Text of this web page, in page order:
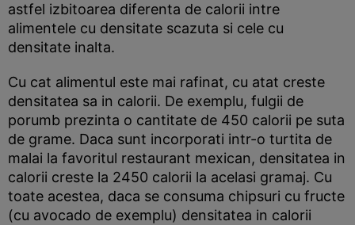
astfel izbitoarea diferenta de calorii intre
alimentele cu densitate scazuta si cele cu
densitate inalta.
Cu cat alimentul este mai rafinat, cu atat creste
densitatea sa in calorii. De exemplu, fulgii de
porumb prezinta o cantitate de 450 calorii pe suta
de grame. Daca sunt incorporati intr-o turtita de
malai la favoritul restaurant mexican, densitatea in
calorii creste la 2450 calorii la acelasi gramaj. Cu
toate acestea, daca se consuma chipsuri cu fructe
(cu avocado de exemplu) densitatea in calorii